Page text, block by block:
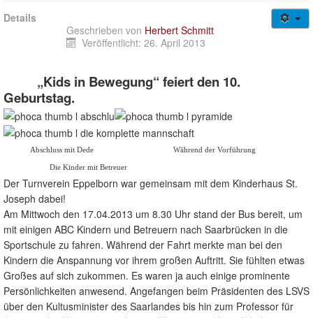
Jugendweb
Details
Geschrieben von Herbert Schmitt
Veröffentlicht: 26. April 2013
„Kids in Bewegung“ feiert den 10.
Geburtstag.
Abschluss mit Dede Während der Vorführung
Die Kinder mit Betreuer
Der Turnverein Eppelborn war gemeinsam mit dem Kinderhaus St.
Joseph dabei!
Am Mittwoch den 17.04.2013 um 8.30 Uhr stand der Bus bereit, um
mit einigen ABC Kindern und Betreuern nach Saarbrücken in die
Sportschule zu fahren. Während der Fahrt merkte man bei den
Kindern die Anspannung vor ihrem großen Auftritt. Sie fühlten etwas
Großes auf sich zukommen. Es waren ja auch einige prominente
Persönlichkeiten anwesend. Angefangen beim Präsidenten des LSVS
über den Kultusminister des Saarlandes bis hin zum Professor für